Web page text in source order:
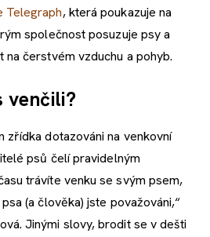
Telegraph, která poukazuje na
společnost posuzuje psy a
čerstvém vzduchu a pohyb.
venčili?
zřídka dotazováni na venkovní
psů čelí pravidelným
trávíte venku se svým psem,
(a člověka) jste považováni,“
Jinými slovy, brodit se v dešti